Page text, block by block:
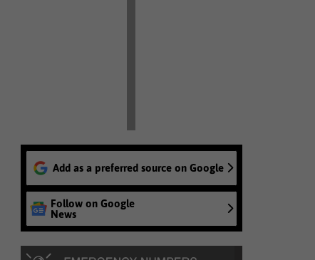
Add as a preferred source on Google
Follow on Google
News